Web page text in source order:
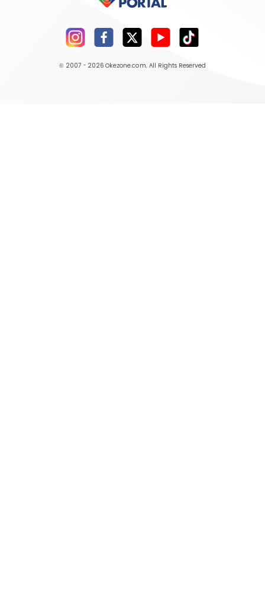
© 2007 - 2026 Okezone.com, All Rights Reserved